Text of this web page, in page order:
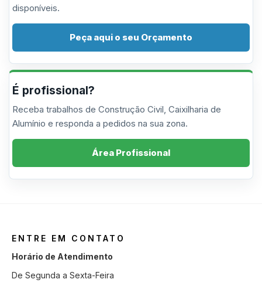
disponíveis.
Peça aqui o seu Orçamento
É profissional?
Receba trabalhos de Construção Civil, Caixilharia de
Alumínio e responda a pedidos na sua zona.
Área Profissional
ENTRE EM CONTATO
Horário de Atendimento
De Segunda a Sexta-Feira